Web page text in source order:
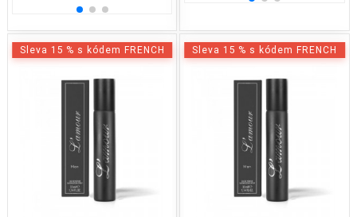
Sleva 15 % s kódem FRENCH Sleva 15 % s kódem FRENCH